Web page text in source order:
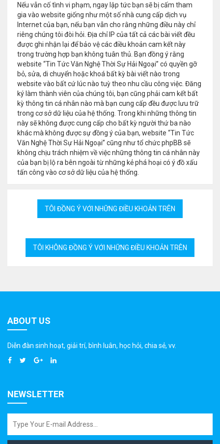
Nếu vẫn cố tình vi phạm, ngay lập tức bạn sẽ bị cấm tham
gia vào website giống như một số nhà cung cấp dịch vụ
Internet của bạn, nếu bạn vẫn cho rằng những điều này chỉ
riêng chúng tôi đòi hỏi. Địa chỉ IP của tất cả các bài viết đều
được ghi nhận lại để bảo vệ các điều khoản cam kết này
trong trường hợp bạn không tuân thủ. Bạn đồng ý rằng
website “Tin Tức Văn Nghệ Thời Sự Hải Ngoại” có quyền gỡ
bỏ, sửa, di chuyển hoặc khoá bất kỳ bài viết nào trong
website vào bất cứ lúc nào tuỳ theo nhu cầu công việc. Đăng
ký làm thành viên của chúng tôi, bạn cũng phải cam kết bất
kỳ thông tin cá nhân nào mà bạn cung cấp đều được lưu trữ
trong cơ sở dữ liệu của hệ thống. Trong khi những thông tin
này sẽ không được cung cấp cho bất kỳ người thứ ba nào
khác mà không được sự đồng ý của bạn, website “Tin Tức
Văn Nghệ Thời Sự Hải Ngoại” cũng như tổ chức phpBB sẽ
không chịu trách nhiệm về việc những thông tin cá nhân này
của bạn bị lộ ra bên ngoài từ những kẻ phá hoại có ý đồ xấu
tấn công vào cơ sở dữ liệu của hệ thống.
ABOUT US
Diễn đàn sinh hoạt, giải trí, bình luân, học hỏi, chia sẻ, vv.
NEWSLETTER